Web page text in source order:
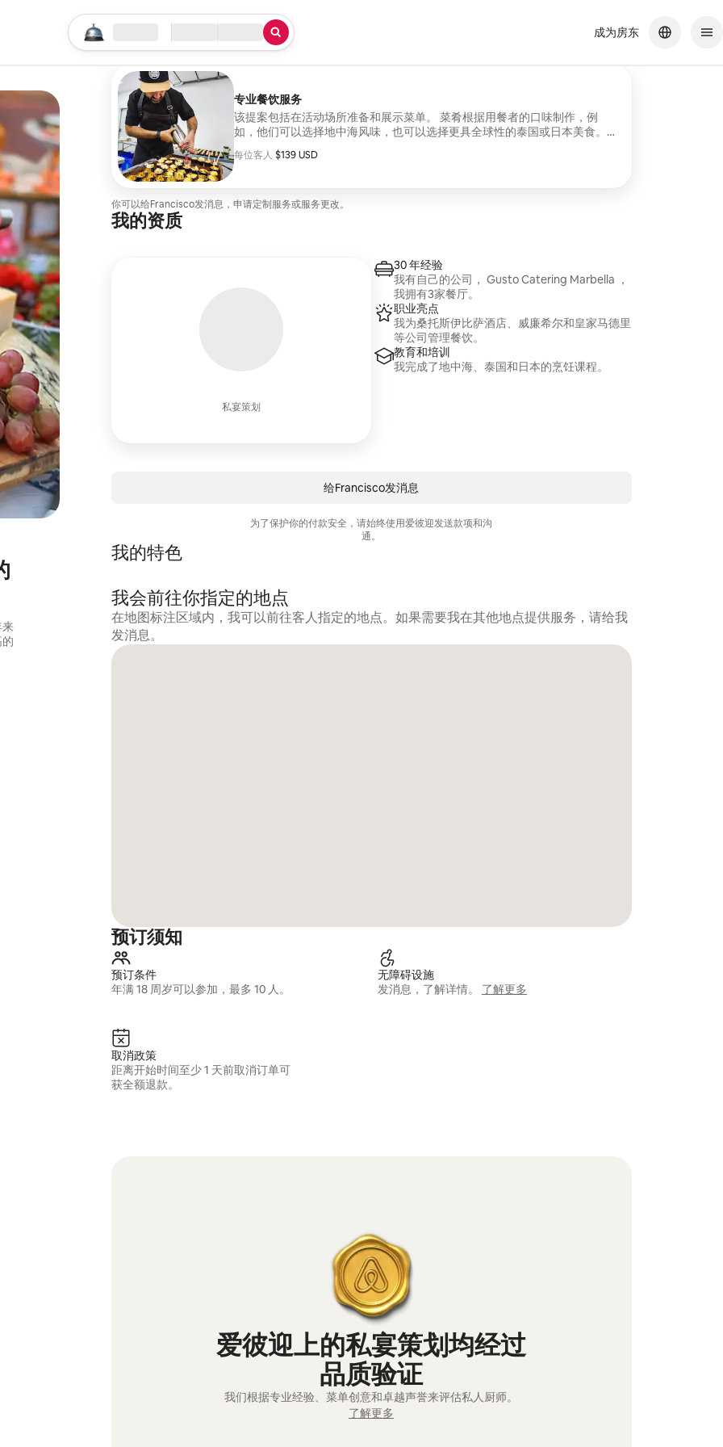
开始搜索
位置 入住/退房服务类型 成为房东
专业餐饮服务
该提案包括在活动场所准备和展示菜单。 菜肴根据用餐者的口味制作，例
如，他们可以选择地中海风味，也可以选择更具全球性的泰国或日本美食。
每位客人 $139 USD
每位客人 $139 USD
你可以给Francisco发消息，申请定制服务或服务更改。
我的资质
私宴策划
30 年经验
我有自己的公司， Gusto Catering Marbella ，
我拥有3家餐厅。
职业亮点
我为桑托斯伊比萨酒店、威廉希尔和皇家马德里
等公司管理餐饮。
教育和培训
我完成了地中海、泰国和日本的烹饪课程。
给Francisco发消息
为了保护你的付款安全，请始终使用爱彼迎发送款项和沟
通。
我的特色
我会前往你指定的地点
在地图标注区域内，我可以前往客人指定的地点。如果需要我在其他地点提供服务，请给我
发消息。
预订须知
预订条件
年满 18 周岁可以参加，最多 10 人。
无障碍设施
发消息，了解详情。
了解更多
取消政策
距离开始时间至少 1 天前取消订单可
获全额退款。
爱彼迎上的私宴策划均经过
品质验证
我们根据专业经验、菜单创意和卓越声誉来评估私人厨师。
了解更多